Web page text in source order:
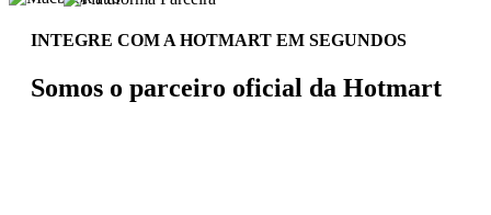
INTEGRE COM A HOTMART EM SEGUNDOS
Somos o parceiro oficial da Hotmart